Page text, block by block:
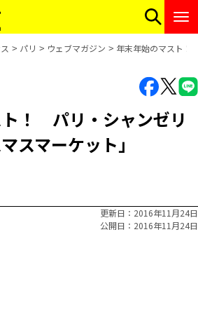
パリ ウェブマガジン 年末年始のマスト！
！ パリ・シャンゼリ
スマーケット」
更新日
2016年11月24日
公開日
2016年11月24日